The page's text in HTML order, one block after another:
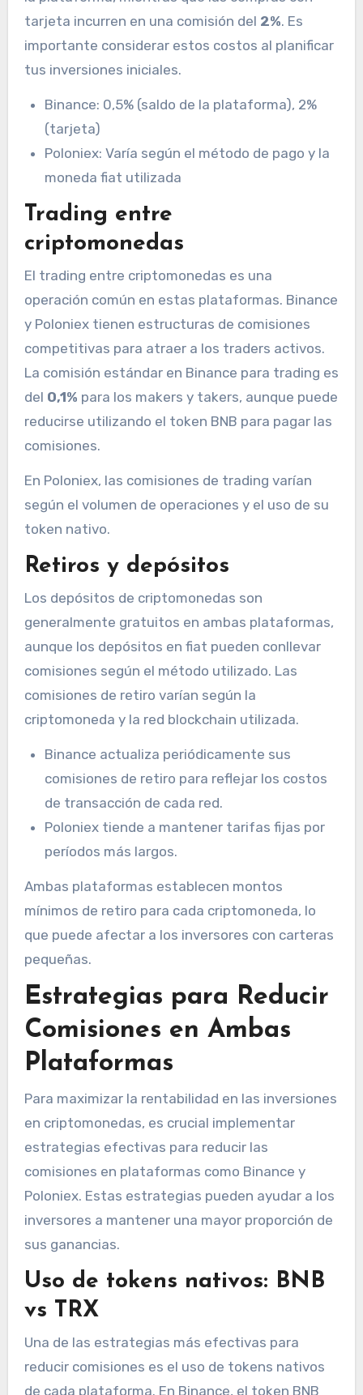
tarjeta incurren en una comisión del 2%. Es
importante considerar estos costos al planificar
tus inversiones iniciales.
Binance: 0,5% (saldo de la plataforma), 2%
(tarjeta)
Poloniex: Varía según el método de pago y la
moneda fiat utilizada
Trading entre
criptomonedas
El trading entre criptomonedas es una
operación común en estas plataformas. Binance
y Poloniex tienen estructuras de comisiones
competitivas para atraer a los traders activos.
La comisión estándar en Binance para trading es
del 0,1% para los makers y takers, aunque puede
reducirse utilizando el token BNB para pagar las
comisiones.
En Poloniex, las comisiones de trading varían
según el volumen de operaciones y el uso de su
token nativo.
Retiros y depósitos
Los depósitos de criptomonedas son
generalmente gratuitos en ambas plataformas,
aunque los depósitos en fiat pueden conllevar
comisiones según el método utilizado. Las
comisiones de retiro varían según la
criptomoneda y la red blockchain utilizada.
Binance actualiza periódicamente sus
comisiones de retiro para reflejar los costos
de transacción de cada red.
Poloniex tiende a mantener tarifas fijas por
períodos más largos.
Ambas plataformas establecen montos
mínimos de retiro para cada criptomoneda, lo
que puede afectar a los inversores con carteras
pequeñas.
Estrategias para Reducir
Comisiones en Ambas
Plataformas
Para maximizar la rentabilidad en las inversiones
en criptomonedas, es crucial implementar
estrategias efectivas para reducir las
comisiones en plataformas como Binance y
Poloniex. Estas estrategias pueden ayudar a los
inversores a mantener una mayor proporción de
sus ganancias.
Uso de tokens nativos: BNB
vs TRX
Una de las estrategias más efectivas para
reducir comisiones es el uso de tokens nativos
de cada plataforma. En Binance, el token BNB